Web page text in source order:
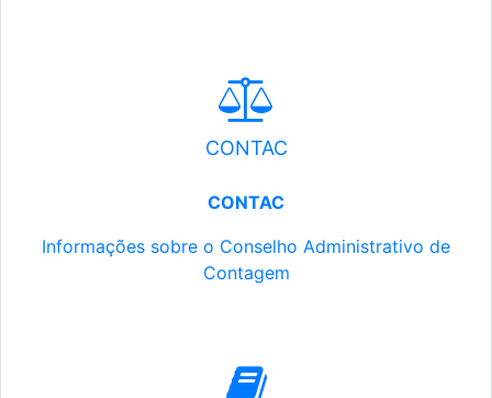
CONTAC
CONTAC
Informações sobre o Conselho Administrativo de
Contagem